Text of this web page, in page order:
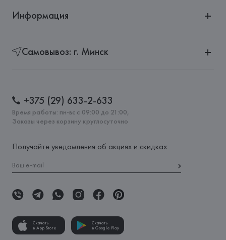
Информация
Самовывоз: г. Минск
+375 (29) 633-2-633
Время работы: пн-вс с 09:00 до 21:00,
Заказы через корзину круглосуточно
Получайте уведомления об акциях и скидках:
Скачать
в App Store
Скачать
в Google Play